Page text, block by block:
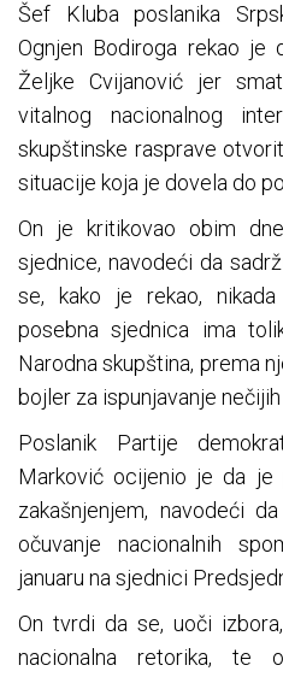
Šef Kluba poslanika
Ognjen Bodiroga rekao je
Željke Cvijanović jer
vitalnog nacionalnog
skupštinske rasprave
situacije koja je dovela do
On je kritikovao obim
sjednice, navodeći da
se, kako je rekao,
posebna sjednica ima
Narodna skupština, prema
bojler za ispunjavanje nečijih
Poslanik Partije
Marković ocijenio je da
zakašnjenjem, navodeći
očuvanje nacionalnih
januaru na sjednici
On tvrdi da se, uoči
nacionalna retorika, te